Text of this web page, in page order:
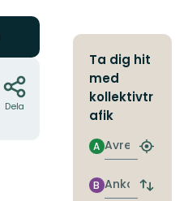
Dela
Ta dig hit
med
kollektivtr
afik
Avresa
A
Hitta
Ankomst
B
Byt